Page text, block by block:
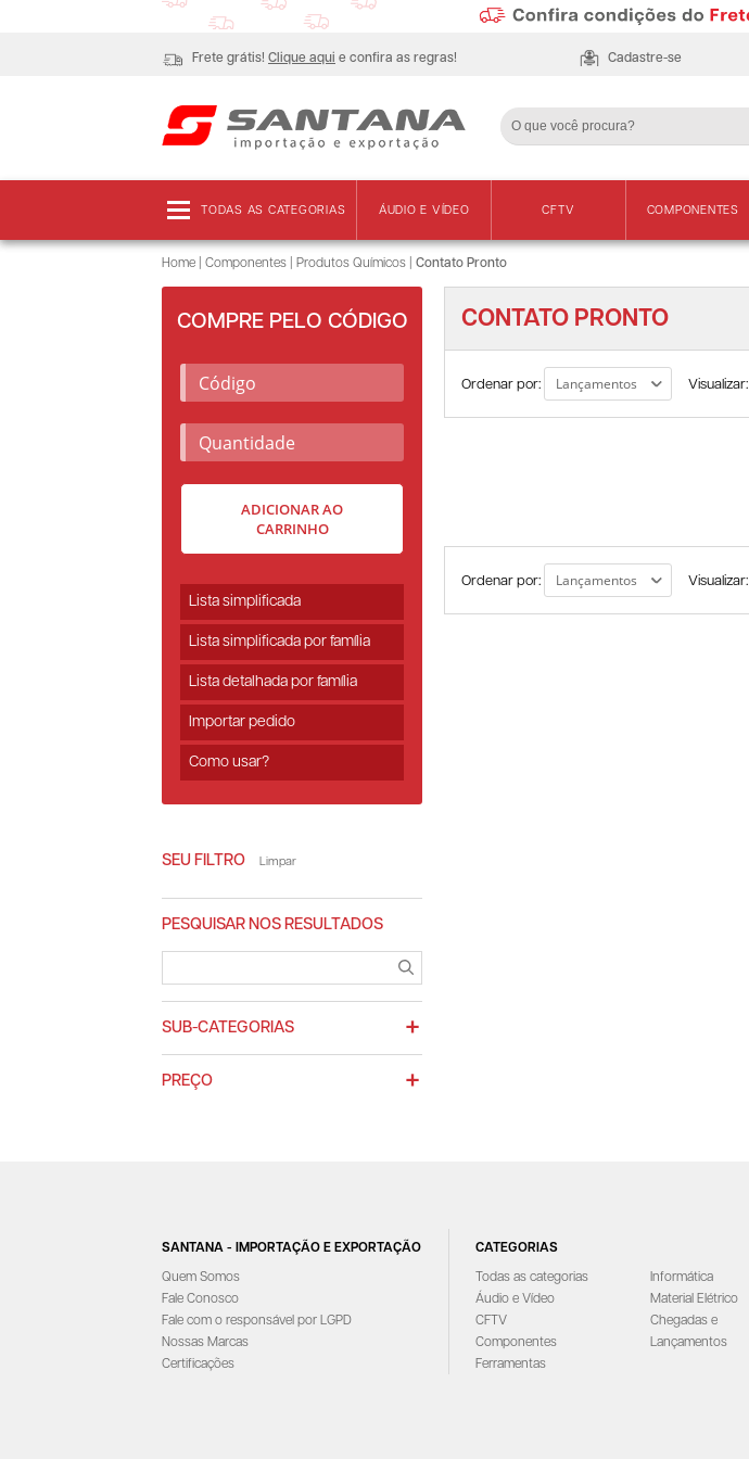
Frete grátis! Clique aqui e confira as regras! Cadastre-se
TODAS AS CATEGORIAS ÁUDIO E VÍDEO CFTV COMPONENTES
Home Componentes Produtos Químicos Contato Pronto
COMPRE PELO CÓDIGO
ADICIONAR AO
CARRINHO
Lista simplificada
Lista simplificada por família
Lista detalhada por família
Importar pedido
Como usar?
SEU FILTRO Limpar
PESQUISAR NOS RESULTADOS
SUB-CATEGORIAS
PREÇO
CONTATO PRONTO
Ordenar por: Visualizar:
Ordenar por: Visualizar:
SANTANA - IMPORTAÇÃO E EXPORTAÇÃO
Quem Somos
Fale Conosco
Fale com o responsável por LGPD
Nossas Marcas
Certificações
CATEGORIAS
Todas as categorias
Áudio e Vídeo
CFTV
Componentes
Ferramentas
Informática
Material Elétrico
Chegadas e
Lançamentos